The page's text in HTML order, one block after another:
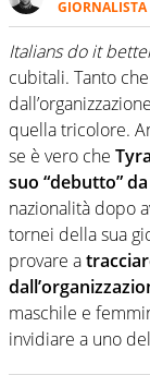
GIORNALISTA
Giornalista
tuttologo di
scherma, di
Italians do it
cubitali. Tanto
quella tricolore.
se è vero che
suo “debutto”
nazionalità dopo
tornei della sua
provare a
maschile e
invidiare a uno